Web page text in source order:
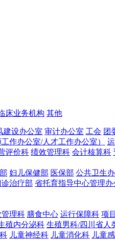
床业务机构 其他
建设办公室 审计办公室 工会 团
作办公室/人才工作办公室）
评价科 绩效管理科 会计核算科
妇儿保健部 医保部 公共卫生
诊治疗部 省托育指导中心管理办
理科 膳食中心 运行保障科 项
殖内分泌科 生殖男科/四川省人
儿童神经科 儿童消化科 儿童